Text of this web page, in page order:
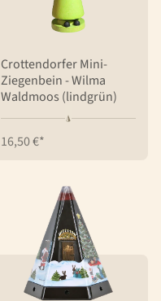
Crottendorfer Mini-
Ziegenbein - Wilma
Waldmoos (lindgrün)
16,50 €*